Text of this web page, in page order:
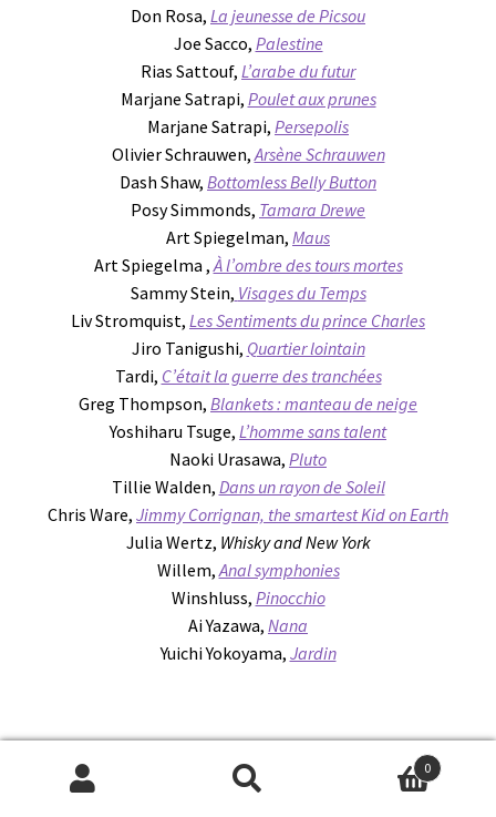
Don Rosa, La jeunesse de Picsou
Joe Sacco, Palestine
Rias Sattouf, L’arabe du futur
Marjane Satrapi, Poulet aux prunes
Marjane Satrapi, Persepolis
Olivier Schrauwen, Arsène Schrauwen
Dash Shaw, Bottomless Belly Button
Posy Simmonds, Tamara Drewe
Art Spiegelman, Maus
Art Spiegelma , À l’ombre des tours mortes
Sammy Stein, Visages du Temps
Liv Stromquist, Les Sentiments du prince Charles
Jiro Tanigushi, Quartier lointain
Tardi, C’était la guerre des tranchées
Greg Thompson, Blankets : manteau de neige
Yoshiharu Tsuge, L’homme sans talent
Naoki Urasawa, Pluto
Tillie Walden, Dans un rayon de Soleil
Chris Ware, Jimmy Corrignan, the smartest Kid on Earth
Julia Wertz, Whisky and New York
Willem, Anal symphonies
Winshluss, Pinocchio
Ai Yazawa, Nana
Yuichi Yokoyama, Jardin
Recherche
Recherche
0